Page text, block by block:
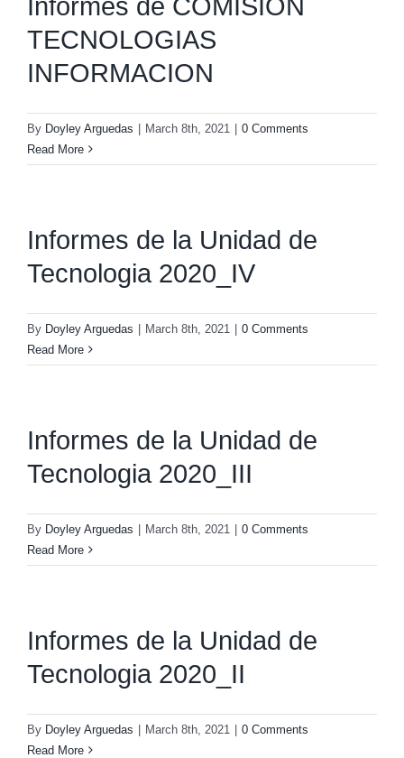
Informes de COMISION
TECNOLOGIAS
INFORMACION
By Doyley Arguedas March 8th, 2021
0 Comments
Read More
Informes de la Unidad de
Tecnologia 2020_IV
By Doyley Arguedas March 8th, 2021
0 Comments
Read More
Informes de la Unidad de
Tecnologia 2020_III
By Doyley Arguedas March 8th, 2021
0 Comments
Read More
Informes de la Unidad de
Tecnologia 2020_II
By Doyley Arguedas March 8th, 2021
0 Comments
Read More